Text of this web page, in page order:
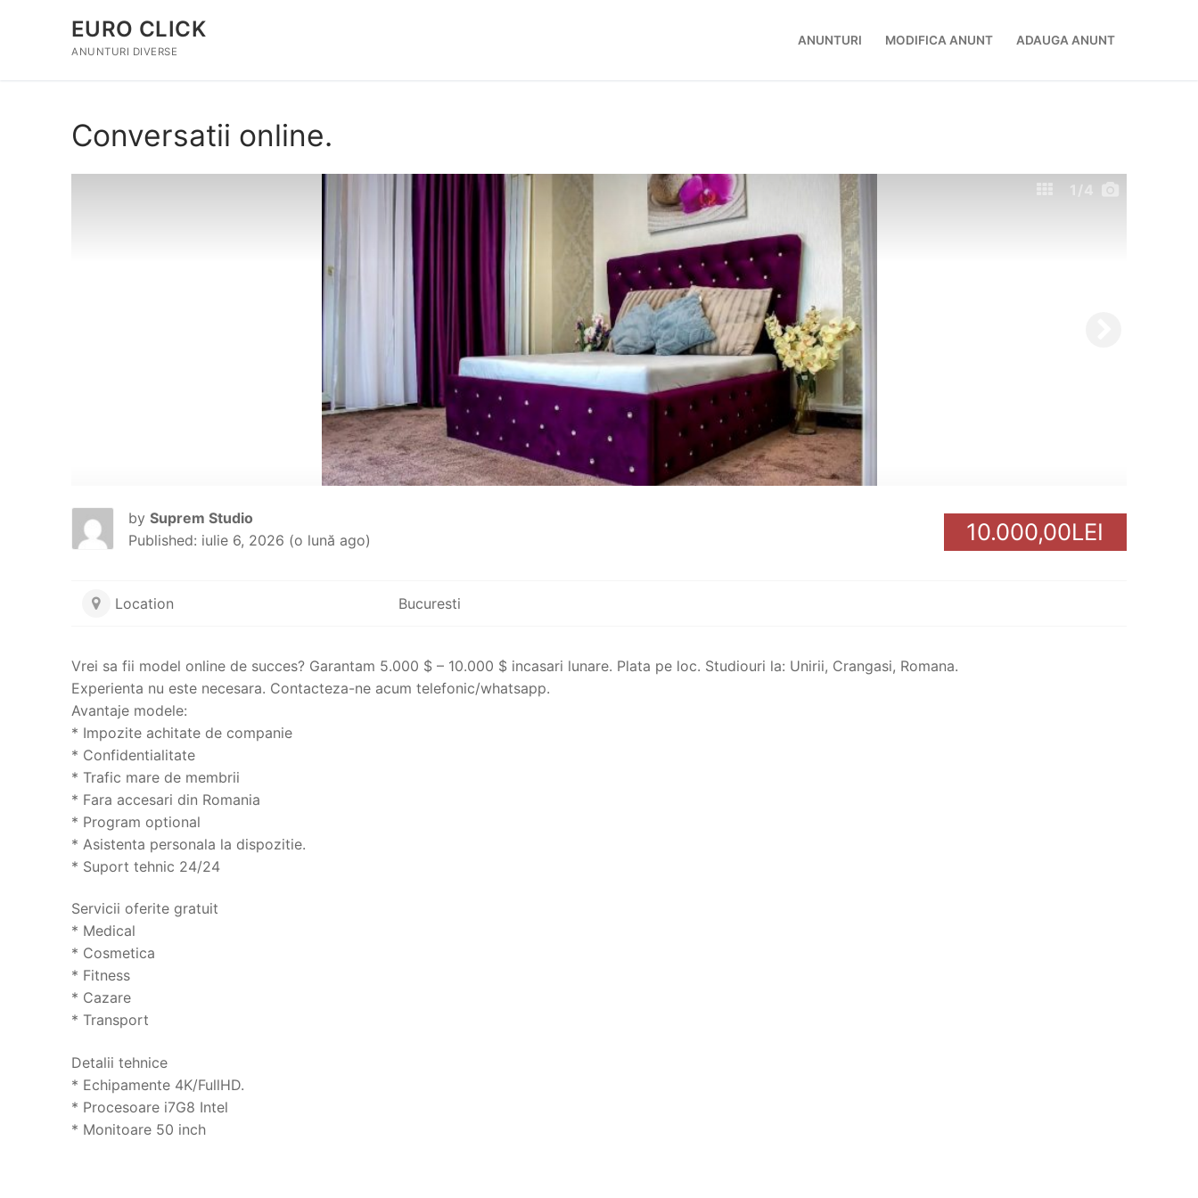
EURO CLICK
ANUNTURI DIVERSE
ANUNTURI MODIFICA ANUNT ADAUGA ANUNT
Conversatii online.
1 /4
by Suprem Studio
Published: iulie 6, 2026 (o lună ago)
10.000,00LEI
Location Bucuresti
Vrei sa fii model online de succes? Garantam 5.000 $ – 10.000 $ incasari lunare. Plata pe loc. Studiouri la: Unirii, Crangasi, Romana.
Experienta nu este necesara. Contacteza-ne acum telefonic/whatsapp.
Avantaje modele:
* Impozite achitate de companie
* Confidentialitate
* Trafic mare de membrii
* Fara accesari din Romania
* Program optional
* Asistenta personala la dispozitie.
* Suport tehnic 24/24
Servicii oferite gratuit
* Medical
* Cosmetica
* Fitness
* Cazare
* Transport
Detalii tehnice
* Echipamente 4K/FullHD.
* Procesoare i7G8 Intel
* Monitoare 50 inch